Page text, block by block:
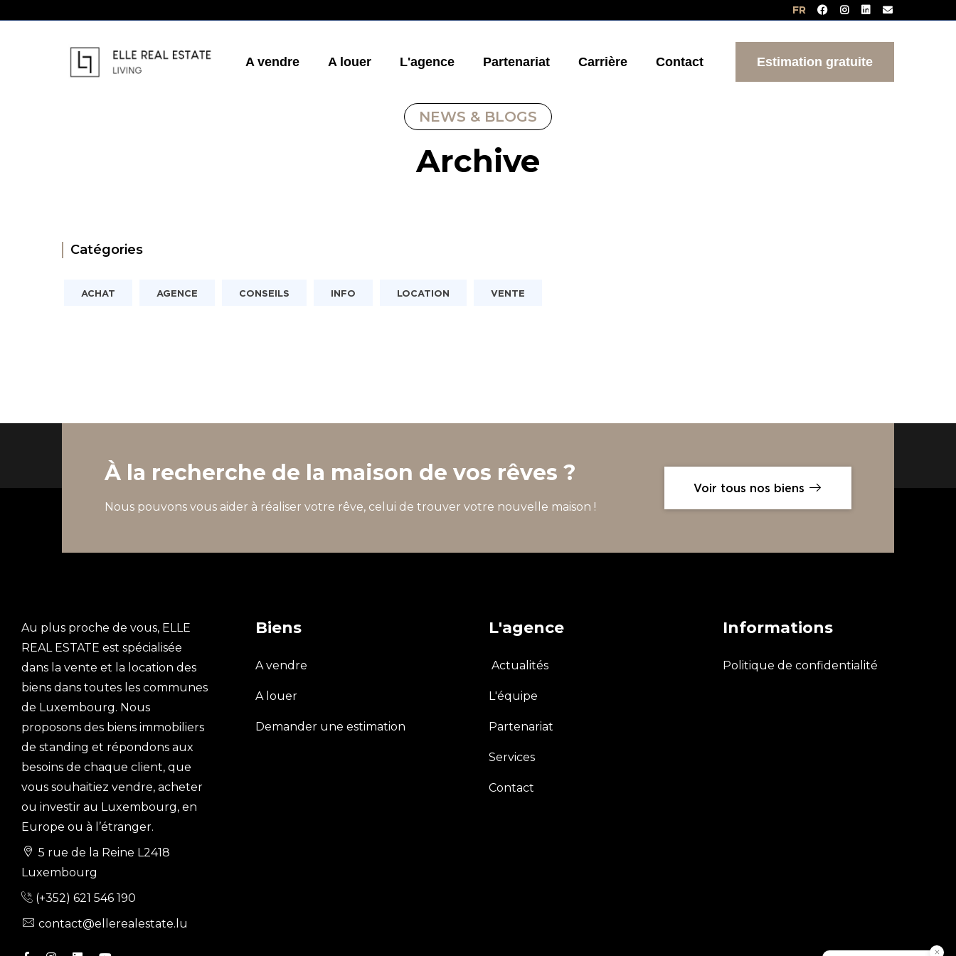
FR
A vendre A louer L'agence Partenariat Carrière Contact Estimation gratuite
NEWS & BLOGS
Archive
Catégories
ACHAT AGENCE CONSEILS INFO LOCATION VENTE
À la recherche de la maison de vos rêves ?
Nous pouvons vous aider à réaliser votre rêve, celui de trouver votre nouvelle maison !
Voir tous nos biens
Au plus proche de vous, ELLE
REAL ESTATE est spécialisée
dans la vente et la location des
biens dans toutes les communes
de Luxembourg. Nous
proposons des biens immobiliers
de standing et répondons aux
besoins de chaque client, que
vous souhaitiez vendre, acheter
ou investir au Luxembourg, en
Europe ou à l’étranger.
5 rue de la Reine L2418
Luxembourg
(+352) 621 546 190
contact@ellerealestate.lu
Biens
A vendre
A louer
Demander une estimation
L'agence
Actualités
L'équipe
Partenariat
Services
Contact
Informations
Politique de confidentialité